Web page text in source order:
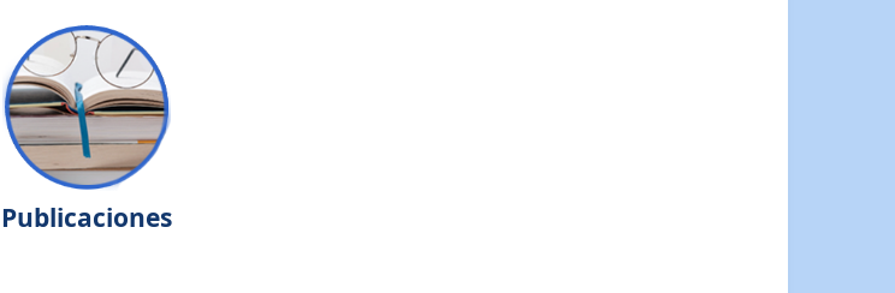
Publicaciones